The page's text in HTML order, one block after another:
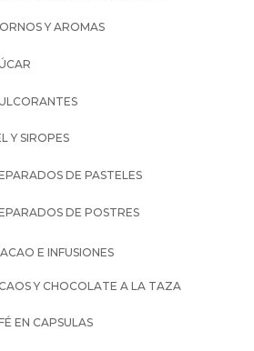
Y AROMAS
Y SIROPES
DE PASTELES
DE POSTRES
E INFUSIONES
Y CHOCOLATE A LA TAZA
EN CAPSULAS